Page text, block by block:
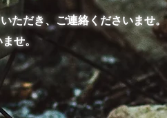
ただき、ご連絡くださいませ。
せ。